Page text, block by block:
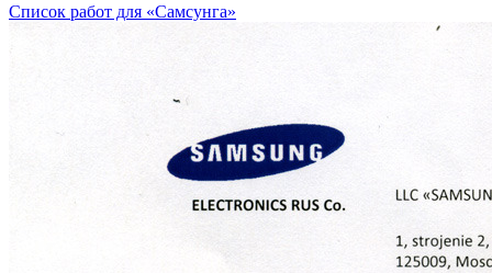
Список работ для «Самсунга»